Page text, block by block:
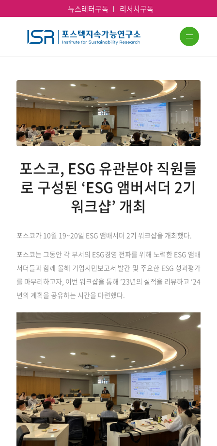
뉴스레터구독 리서치구독
포스코, ESG 유관분야 직원들
로 구성된 ‘ESG 앰버서더 2기
워크샵’ 개최
포스코가 10월 19~20일 ESG 앰배서더 2기 워크샵을 개최했다.
포스코는 그동안 각 부서의 ESG경영 전파를 위해 노력한 ESG 앰배
서더들과 함께 올해 기업시민보고서 발간 및 주요한 ESG 성과평가
를 마무리하고자, 이번 워크샵을 통해 ’23년의 실적을 리뷰하고 ’24
년의 계획을 공유하는 시간을 마련했다.